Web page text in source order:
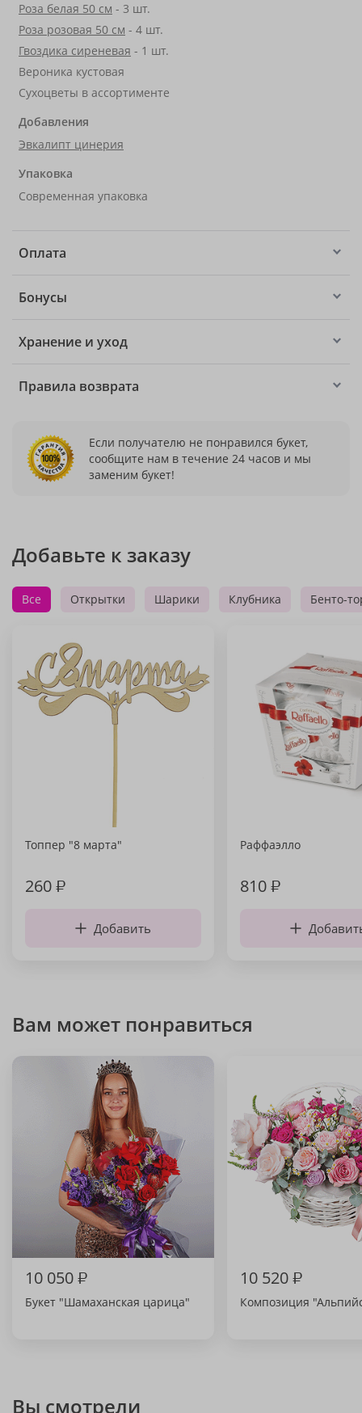
Роза белая 50 см - 3 шт.
Роза розовая 50 см - 4 шт.
Гвоздика сиреневая - 1 шт.
Вероника кустовая
Сухоцветы в ассортименте
Добавления
Эвкалипт цинерия
Упаковка
Современная упаковка
Оплата
Бонусы
Хранение и уход
Правила возврата
Если получателю не понравился букет,
сообщите нам в течение 24 часов и мы
заменим букет!
Добавьте к заказу
Все Открытки Шарики Клубника Бенто-
Топпер "8 марта"
260₽
Добавить
Раффаэлло
810₽
Вам может понравиться
10 050₽
Букет "Шамаханская царица"
10 520₽
Композиция
Вы смотрели